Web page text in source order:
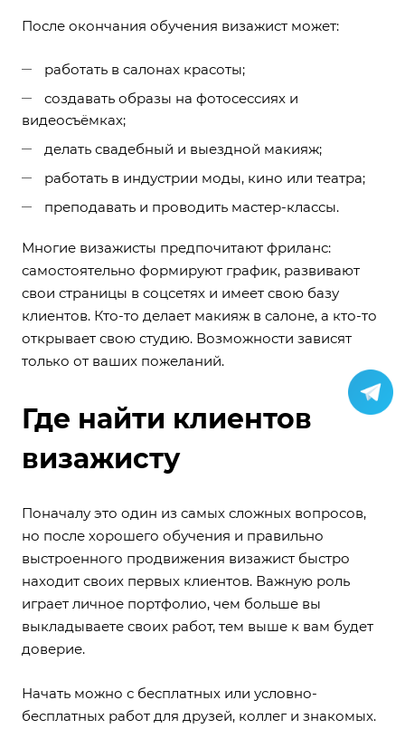
После окончания обучения визажист может:
работать в салонах красоты;
создавать образы на фотосессиях и
видеосъёмках;
делать свадебный и выездной макияж;
работать в индустрии моды, кино или театра;
преподавать и проводить мастер-классы.
Многие визажисты предпочитают фриланс:
самостоятельно формируют график, развивают
свои страницы в соцсетях и имеет свою базу
клиентов. Кто-то делает макияж в салоне, а кто-то
открывает свою студию. Возможности зависят
только от ваших пожеланий.
Где найти клиентов
визажисту
Поначалу это один из самых сложных вопросов,
но после хорошего обучения и правильно
выстроенного продвижения визажист быстро
находит своих первых клиентов. Важную роль
играет личное портфолио, чем больше вы
выкладываете своих работ, тем выше к вам будет
доверие.
Начать можно с бесплатных или условно-
бесплатных работ для друзей, коллег и знакомых.